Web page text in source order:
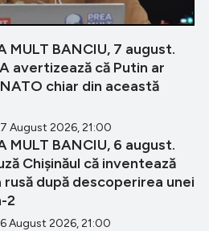
MULT BANCIU, 7 august.
avertizează că Putin ar
chiar din această
August 2026, 21:00
MULT BANCIU, 6 august.
Chișinăul că inventează
după descoperirea unei
2
August 2026, 21:00